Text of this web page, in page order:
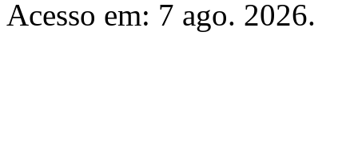
Acesso em: 7 ago. 2026.